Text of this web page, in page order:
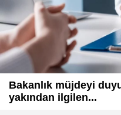
Bakanlık müjdeyi
yakından ilgilen...